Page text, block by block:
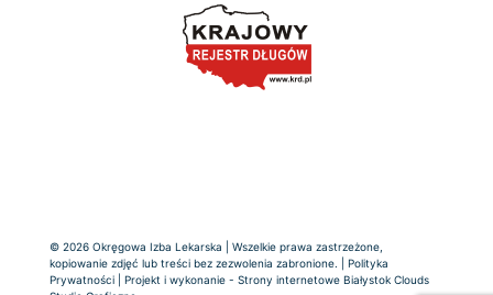
© 2026 Okręgowa Izba Lekarska | Wszelkie prawa zastrzeżone,
kopiowanie zdjęć lub treści bez zezwolenia zabronione. | Polityka
Prywatności | Projekt i wykonanie - Strony internetowe Białystok Clouds